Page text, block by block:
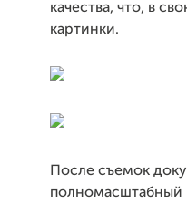
качества, что, в
картинки.
После съемок
полномасштабный